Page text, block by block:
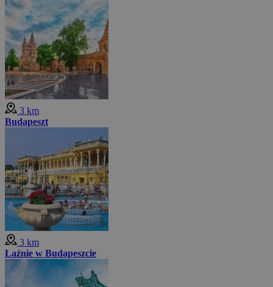
3 km
Budapeszt
3 km
Łaźnie w Budapeszcie